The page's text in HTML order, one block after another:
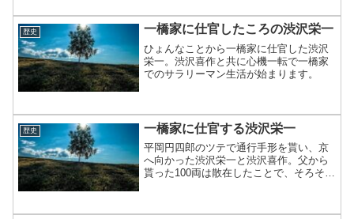
はガン無視します。
歴史 一橋家に仕官したころの渋沢栄一
ひょんなことから一橋家に仕官した渋沢
栄一。渋沢喜作と共に心機一転で一橋家
でのサラリーマン生活が始まります。
歴史 一橋家に仕官する渋沢栄一
平岡円四郎のツテで通行手形を貰い、京
へ向かった渋沢栄一と渋沢喜作。父から
貰った100両は散在したことで、そろそろ
査が及んでくることになります。